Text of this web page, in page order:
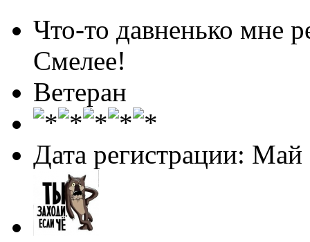
Что-то давненько мне
Смелее!
Ветеран
Дата регистрации: Май